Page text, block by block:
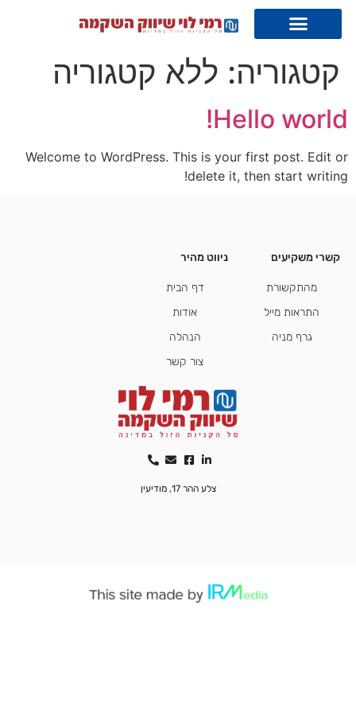
קטגוריה: ללא קטגוריה
Hello world!
Welcome to WordPress. This is your first post. Edit or
delete it, then start writing!
קשרי משקיעים
מהתקשורת
התראות מייל
גרף מניה
ניווט מהיר
דף הבית
אודות
הנהלה
צור קשר
צלע ההר 17, מודיעין